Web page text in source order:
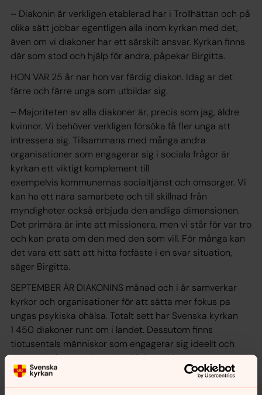
– Diakonin är verkligen etablerad har i Trollhättan och på
olika sätt jobbar egentligen alla inom kyrkan med det,
även om vi diakoner har ett särskilt ansvar. Kyrkan finns
där som stod och hjälp för andra, påpekar Birgitta.
HON VAR 25 år nar hon var färdig diakon. Idag ar det
färre och färre unga som utbildar sig.
– Majoriteten av alla diakoner är, precis som jag, äldre
kvinnor. Vi behöver verkligen försöka få fler unga att
intressera sig. Tillsammans med många andra
organisationer som engagerar sig i sociala frågor är
kyrkan ett viktigt komplement till
exempelvis kommunernas socialtjänst och omsorger. Vi
kan ha ett nära samarbete och till skillnad från
myndigheter också erbjuda den andliga dimensionen.
Det primära är inte att missionera, men vi står för var tro
och kan prata om den med den som vill. För många kan
det vara ett sätt att hitta fotfäste i en svar situation,
säger Birgitta.
SEPTEMBER ÄR DIAKONINS månad och i år samverkar
kyrkor och organisationer för att sätta mer fokus pa
ungas psykiska ohälsa. Totalt sett har Svenska kyrkan
1 450 diakoner runt om i landet. Dessutom finns
tiotusentals människor som engagerar sig ideellt och
genom kyrkans verksamhet hjälper äldre,
funktionshindrade, utsatta barn och familjer,
missbrukare och människor på flykt. Det kan vara allt